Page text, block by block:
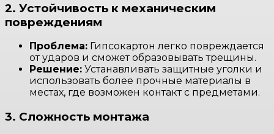
2. Устойчивость к механическим
повреждениям
Проблема: Гипсокартон легко повреждается
от ударов и сможет образовывать трещины.
Решение: Устанавливать защитные уголки и
использовать более прочные материалы в
местах, где возможен контакт с предметами.
3. Сложность монтажа